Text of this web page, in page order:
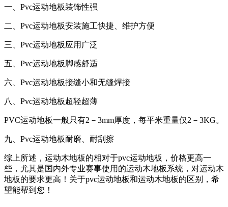
一、Pvc运动地板装饰性强
二、Pvc运动地板安装施工快捷、维护方便
三、Pvc运动地板应用广泛
五、Pvc运动地板脚感舒适
六、Pvc运动地板接缝小和无缝焊接
八、Pvc运动地板超轻超薄
PVC运动地板一般只有2－3mm厚度，每平米重量仅2－3KG。
九、Pvc运动地板耐磨、耐刮擦
综上所述，运动木地板的相对于pvc运动地板，价格更高一
些，尤其是国内外专业赛事使用的运动木地板系统，对运动木
地板的要求更高！关于pvc运动地板和运动木地板的区别，希
望能帮到您！